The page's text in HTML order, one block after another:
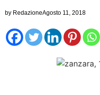
by RedazioneAgosto 11, 2018